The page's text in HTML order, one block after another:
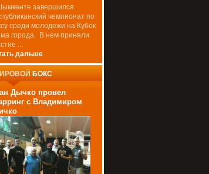
завершился
чемпионат по
среди молодежи на Кубок
города. В нем приняли
...
дальше
БОКС
Дычко провел
с Владимиром